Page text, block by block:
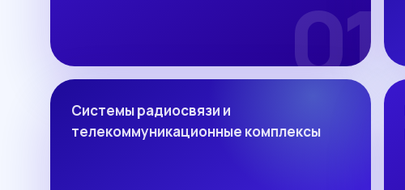
Системы радиосвязи и
телекоммуникационные комплексы